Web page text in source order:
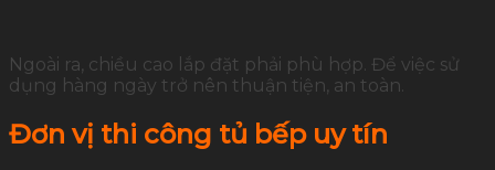
Ngoài ra, chiều cao lắp đặt phải phù hợp. Để việc sử
dụng hàng ngày trở nên thuận tiện, an toàn.
Đơn vị thi công tủ bếp uy tín